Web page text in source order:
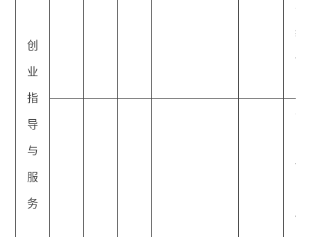
创
业
指
导
与
服
务
级
任
丰
保
保